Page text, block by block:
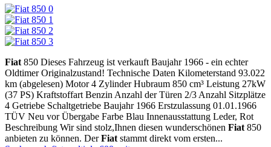
Fiat 850 Dieses Fahrzeug ist verkauft Baujahr 1966 - ein echter
Oldtimer Originalzustand! Technische Daten Kilometerstand 93.022
km (abgelesen) Motor 4 Zylinder Hubraum 850 cm³ Leistung 27kW
(37 PS) Kraftstoffart Benzin Anzahl der Türen 2/3 Anzahl Sitzplätze
4 Getriebe Schaltgetriebe Baujahr 1966 Erstzulassung 01.01.1966
TÜV Neu vor Übergabe Farbe Blau Innenausstattung Leder, Rot
Beschreibung Wir sind stolz,Ihnen diesen wunderschönen Fiat 850
anbieten zu können. DerFiat stammt direkt vom ersten...